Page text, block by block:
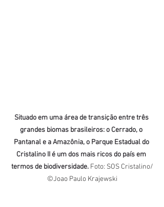
Situado em uma área de transição entre três
grandes biomas brasileiros: o Cerrado, o
Pantanal e a Amazônia, o Parque Estadual do
Cristalino II é um dos mais ricos do país em
termos de biodiversidade. Foto: SOS Cristalino/
©Joao Paulo Krajewski